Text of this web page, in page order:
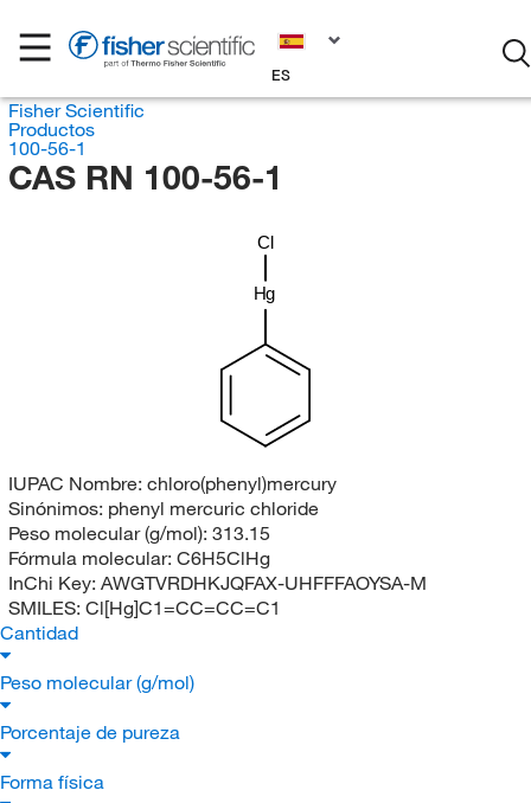
ES
Fisher Scientific
Productos
100-56-1
CAS RN 100-56-1
Cl
Hg
IUPAC Nombre: chloro(phenyl)mercury
Sinónimos: phenyl mercuric chloride
Peso molecular (g/mol): 313.15
Fórmula molecular: C6H5ClHg
InChi Key: AWGTVRDHKJQFAX-UHFFFAOYSA-M
SMILES: Cl[Hg]C1=CC=CC=C1
Cantidad
Peso molecular (g/mol)
Porcentaje de pureza
Forma física